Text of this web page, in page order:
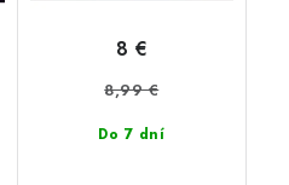
Do 7 dní
8 €
8,99 €